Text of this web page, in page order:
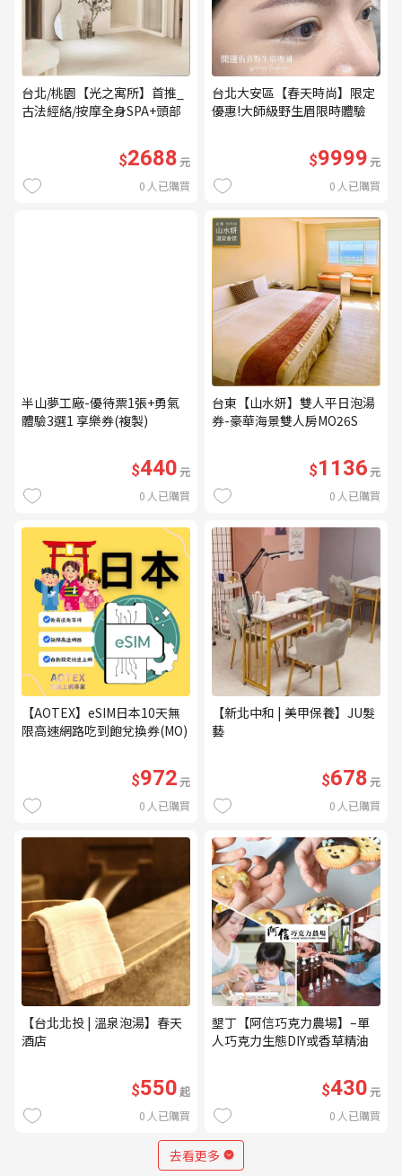
台北/桃園【光之寓所】首推_
古法經絡/按摩全身SPA+頭部
$2688元
0 人已購買
台北大安區【春天時尚】限定
優惠!大師級野生眉限時體驗
優惠券（無補色） (MO)
$9999元
0 人已購買
半山夢工廠-優待票1張+勇氣
體驗3選1 享樂券(複製)
$440元
0 人已購買
台東【山水妍】雙人平日泡湯
券-豪華海景雙人房MO26S
$1136元
0 人已購買
【AOTEX】eSIM日本10天無
限高速網路吃到飽兌換券(MO)
$972元
0 人已購買
【新北中和 | 美甲保養】JU髮
藝
$678元
0 人已購買
【台北北投 | 溫泉泡湯】春天
酒店
$550起
0 人已購買
墾丁【阿信巧克力農場】–單
人巧克力生態DIY或香草精油
$430元
0 人已購買
去看更多